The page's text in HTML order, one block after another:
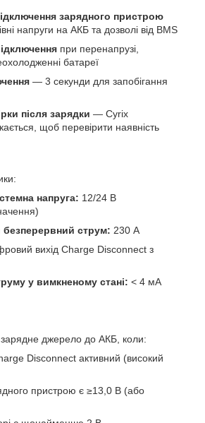
зарядного пристрою
напруги на АКБ та дозволі від BMS
при перенапрузі,
батареї
— 3 секунди для запобігання
після зарядки — Cyrix
щоб перевірити наявність
напруга: 12/24 В
струм: 230 А
вихід Charge Disconnect з
у вимкненому стані: < 4 мА
джерело до АКБ, коли:
Disconnect активний (високий
пристрою є ≥13,0 В (або